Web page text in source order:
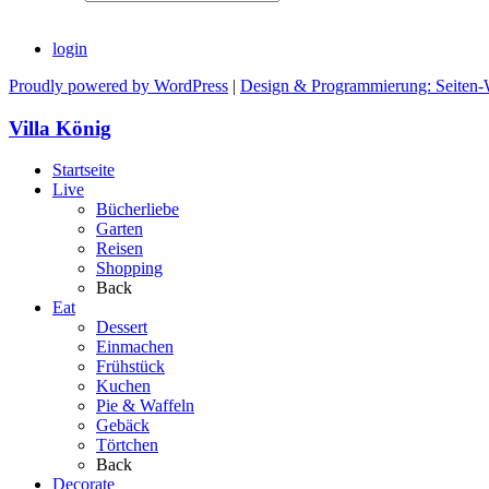
login
Proudly powered by WordPress | Design & Programmierung: Seiten-
Villa König
Startseite
Live
Bücherliebe
Garten
Reisen
Shopping
Back
Eat
Dessert
Einmachen
Frühstück
Kuchen
Pie & Waffeln
Gebäck
Törtchen
Back
Decorate